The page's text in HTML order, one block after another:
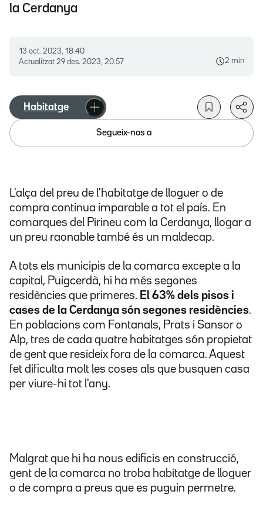
la Cerdanya
13 oct. 2023, 18.40
Actualitzat 29 des. 2023, 20.57 2 min
Habitatge
Segueix-nos a
L'alça del preu de l'habitatge de lloguer o de
compra continua imparable a tot el país. En
comarques del Pirineu com la Cerdanya, llogar a
un preu raonable també és un maldecap.
A tots els municipis de la comarca excepte a la
capital, Puigcerdà, hi ha més segones
residències que primeres. El 63% dels pisos i
cases de la Cerdanya són segones residències.
En poblacions com Fontanals, Prats i Sansor o
Alp, tres de cada quatre habitatges són propietat
de gent que resideix fora de la comarca. Aquest
fet dificulta molt les coses als que busquen casa
per viure-hi tot l'any.
Malgrat que hi ha nous edificis en construcció,
gent de la comarca no troba habitatge de lloguer
o de compra a preus que es puguin permetre.